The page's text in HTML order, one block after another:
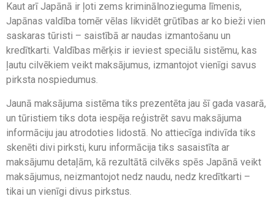
Kaut arī Japānā ir ļoti zems kriminālnozieguma līmenis,
Japānas valdība tomēr vēlas likvidēt grūtības ar ko bieži vien
saskaras tūristi – saistībā ar naudas izmantošanu un
kredītkarti. Valdības mērķis ir ieviest speciālu sistēmu, kas
ļautu cilvēkiem veikt maksājumus, izmantojot vienīgi savus
pirksta nospiedumus.
Jaunā maksājuma sistēma tiks prezentēta jau šī gada vasarā,
un tūristiem tiks dota iespēja reģistrēt savu maksājuma
informāciju jau atrodoties lidostā. No attiecīga indivīda tiks
skenēti divi pirksti, kuru informācija tiks sasaistīta ar
maksājumu detaļām, kā rezultātā cilvēks spēs Japānā veikt
maksājumus, neizmantojot nedz naudu, nedz kredītkarti –
tikai un vienīgi divus pirkstus.